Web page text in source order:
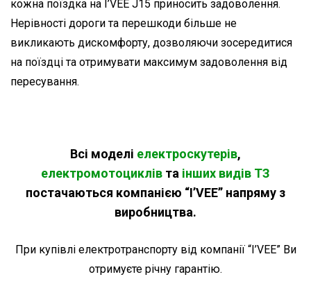
кожна поїздка на I’VEE J15 приносить задоволення.
Нерівності дороги та перешкоди більше не
викликають дискомфорту, дозволяючи зосередитися
на поїздці та отримувати максимум задоволення від
пересування.
Всі моделі електроскутерів,
електромотоциклів та інших видів ТЗ
постачаються компанією “I’VEE” напряму з
виробництва.
При купівлі електротранспорту від компанії “I’VEE” Ви
отримуєте річну гарантію.